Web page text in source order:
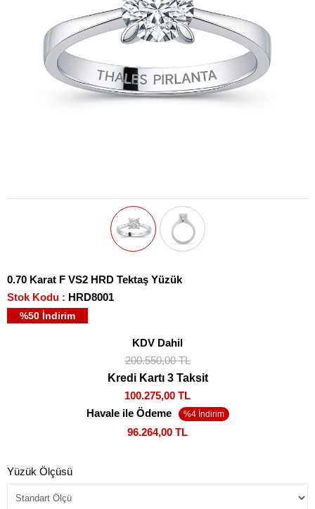
0.70 Karat F VS2 HRD Tektaş Yüzük
Stok Kodu
HRD8001
%50 İndirim
KDV Dahil
200.550,00 TL
Kredi Kartı 3 Taksit
100.275,00 TL
Havale ile Ödeme
96.264,00 TL
Yüzük Ölçüsü